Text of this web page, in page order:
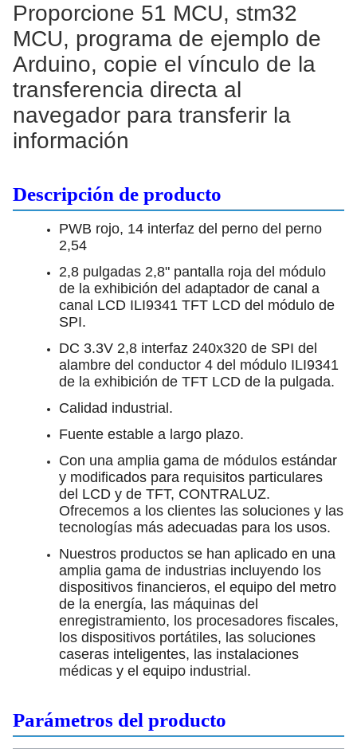
Proporcione 51 MCU, stm32
MCU, programa de ejemplo de
Arduino, copie el vínculo de la
transferencia directa al
navegador para transferir la
información
Descripción de producto
PWB rojo, 14 interfaz del perno del perno
2,54
2,8 pulgadas 2,8" pantalla roja del módulo
de la exhibición del adaptador de canal a
canal LCD ILI9341 TFT LCD del módulo de
SPI.
DC 3.3V 2,8 interfaz 240x320 de SPI del
alambre del conductor 4 del módulo ILI9341
de la exhibición de TFT LCD de la pulgada.
Calidad industrial.
Fuente estable a largo plazo.
Con una amplia gama de módulos estándar
y modificados para requisitos particulares
del LCD y de TFT, CONTRALUZ.
Ofrecemos a los clientes las soluciones y las
tecnologías más adecuadas para los usos.
Nuestros productos se han aplicado en una
amplia gama de industrias incluyendo los
dispositivos financieros, el equipo del metro
de la energía, las máquinas del
enregistramiento, los procesadores fiscales,
los dispositivos portátiles, las soluciones
caseras inteligentes, las instalaciones
médicas y el equipo industrial.
Parámetros del producto